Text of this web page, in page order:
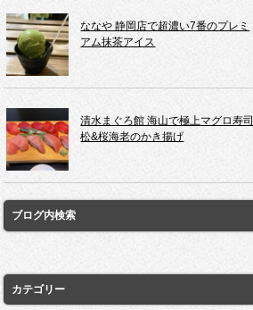
ななや 静岡店で超濃い7番のプレミ
アム抹茶アイス
清水まぐろ館 海山で極上マグロ寿司
松&桜海老のかき揚げ
ブログ内検索
カテゴリー